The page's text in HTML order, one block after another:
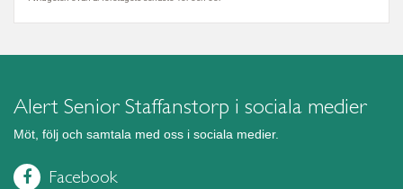
Alert Senior Staffanstorp i sociala medier
Möt, följ och samtala med oss i sociala medier.
Facebook